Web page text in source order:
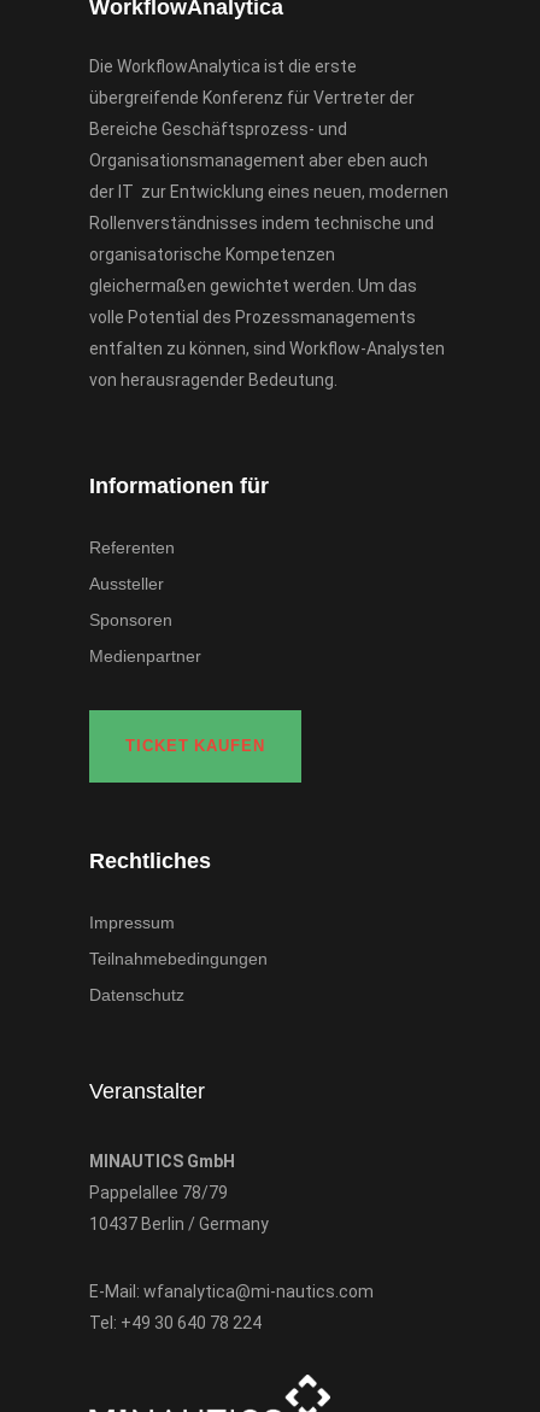
WorkflowAnalytica
Die WorkflowAnalytica ist die erste
übergreifende Konferenz für Vertreter der
Bereiche Geschäftsprozess- und
Organisationsmanagement aber eben auch
der IT zur Entwicklung eines neuen, modernen
Rollenverständnisses indem technische und
organisatorische Kompetenzen
gleichermaßen gewichtet werden. Um das
volle Potential des Prozessmanagements
entfalten zu können, sind Workflow-Analysten
von herausragender Bedeutung.
Informationen für
Referenten
Aussteller
Sponsoren
Medienpartner
TICKET KAUFEN
Rechtliches
Impressum
Teilnahmebedingungen
Datenschutz
Veranstalter
MINAUTICS GmbH
Pappelallee 78/79
10437 Berlin / Germany
E-Mail: wfanalytica@mi-nautics.com
Tel: +49 30 640 78 224